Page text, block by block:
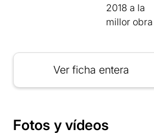
2018 a la
millor obra
Ver ficha entera
Fotos y vídeos